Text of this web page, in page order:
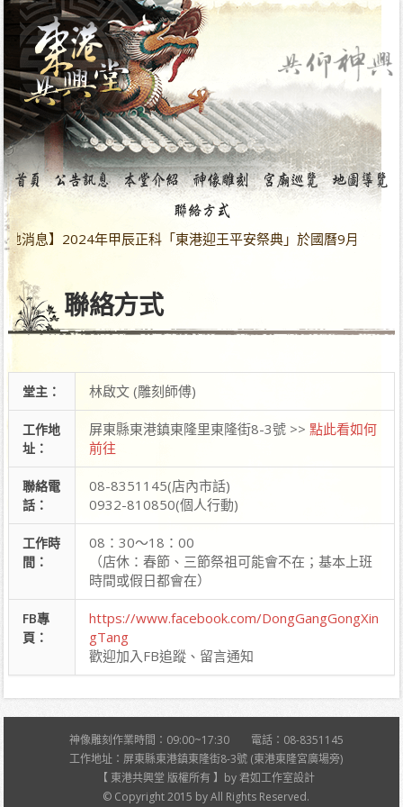
消息】2024年甲辰正科「東港迎王平安祭典」於國曆9月28日～
聯絡方式
堂主： 林啟文 (雕刻師傅)
工作地
址：
屏東縣東港鎮東隆里東隆街8-3號 >> 點此看如何
前往
聯絡電
話：
08-8351145(店內市話)
0932-810850(個人行動)
工作時
間：
08：30～18：00
（店休：春節、三節祭祖可能會不在；基本上班
時間或假日都會在）
FB專
頁：
https://www.facebook.com/DongGangGongXin
gTang
歡迎加入FB追蹤、留言通知
神像雕刻作業時間：09:00~17:30 電話：08-8351145
工作地址：屏東縣東港鎮東隆街8-3號 (東港東隆宮廣場旁)
【 東港共興堂 版權所有 】by 君如工作室設計
© Copyright 2015 by All Rights Reserved.